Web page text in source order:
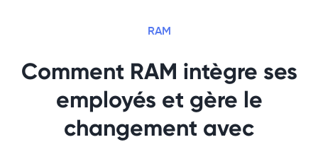
RAM
Comment RAM intègre ses
employés et gère le
changement avec